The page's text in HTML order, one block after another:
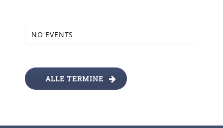
NO EVENTS
ALLE TERMINE